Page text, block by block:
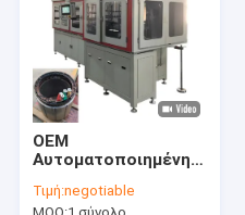
OEM
Αυτοματοποιημένη
κινητήρα για μεγάλο
Τιμή:negotiable